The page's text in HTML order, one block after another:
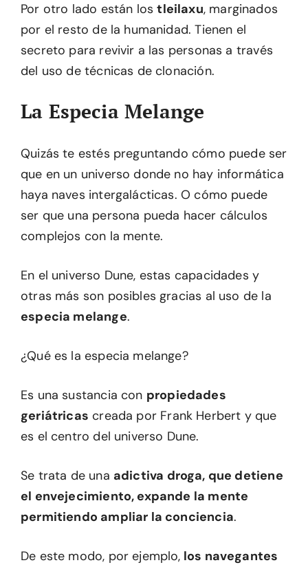
Por otro lado están lostleilaxu, marginados
por el resto de la humanidad. Tienen el
secreto para revivir a las personas a través
del uso de técnicas de clonación.
La Especia Melange
Quizás te estés preguntando cómo puede ser
que en un universo donde no hay informática
haya naves intergalácticas. O cómo puede
ser que una persona pueda hacer cálculos
complejos con la mente.
En el universo Dune, estas capacidades y
otras más son posibles gracias al uso de la
especia melange.
¿Qué es la especia melange?
Es una sustancia con propiedades
geriátricas creada por Frank Herbert y que
es el centro del universo Dune.
Se trata de una adictiva droga, que detiene
el envejecimiento, expande la mente
permitiendo ampliar la conciencia.
De este modo, por ejemplo, los navegantes